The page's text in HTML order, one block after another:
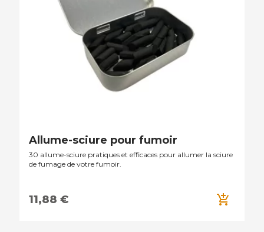
Allume-sciure pour fumoir
30 allume-sciure pratiques et efficaces pour allumer la sciure
de fumage de votre fumoir.
11,88 € add_shopping_cart